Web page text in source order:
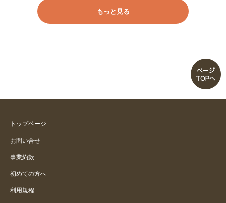
もっと見る
トップページ
お問い合せ
事業約款
初めての方へ
利用規程